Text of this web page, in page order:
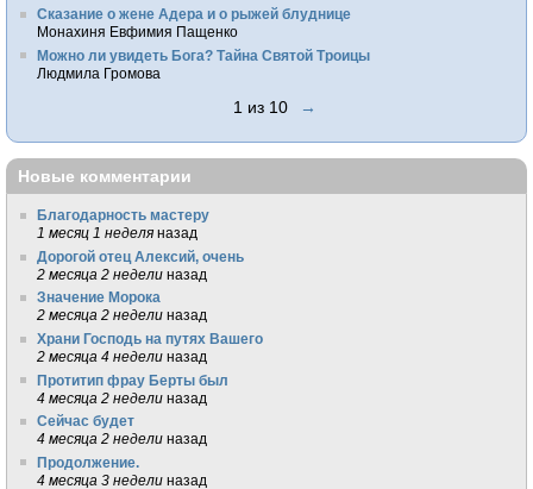
Сказание о жене Адера и о рыжей блуднице
Монахиня Евфимия Пащенко
Можно ли увидеть Бога? Тайна Святой Троицы
Людмила Громова
1 из 10 →
Новые комментарии
Благодарность мастеру
1 месяц 1 неделя назад
Дорогой отец Алексий, очень
2 месяца 2 недели назад
Значение Морока
2 месяца 2 недели назад
Храни Господь на путях Вашего
2 месяца 4 недели назад
Протитип фрау Берты был
4 месяца 2 недели назад
Сейчас будет
4 месяца 2 недели назад
Продолжение.
4 месяца 3 недели назад